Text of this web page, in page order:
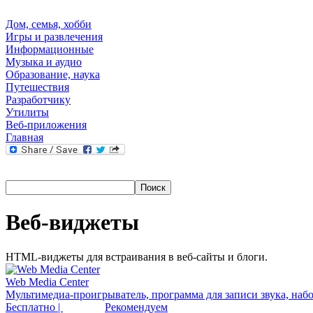
Дом, семья, хобби
Игры и развлечения
Информационные
Музыка и аудио
Образование, наука
Путешествия
Разработчику
Утилиты
Веб-приложения
Главная
Веб-виджеты
HTML-виджеты для встраивания в веб-сайты и блоги.
Web Media Center
Мультимедиа-проигрыватель, программа для записи звука,
Бесплатно |
Рекомендуем